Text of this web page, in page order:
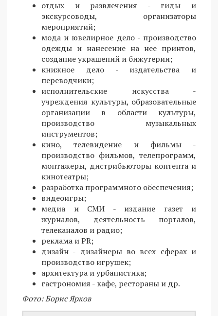
отдых и развлечения - гиды и
экскурсоводы, организаторы
мероприятий;
мода и ювелирное дело - производство
одежды и нанесение на нее принтов,
создание украшений и бижутерии;
книжное дело - издательства и
переводчики;
исполнительские искусства -
учреждения культуры, образовательные
организации в области культуры,
производство музыкальных
инструментов;
кино, телевидение и фильмы -
производство фильмов, телепрограмм,
монтажеры, дистрибьюторы контента и
кинотеатры;
разработка программного обеспечения;
видеоигры;
медиа и СМИ - издание газет и
журналов, деятельность порталов,
телеканалов и радио;
реклама и PR;
дизайн - дизайнеры во всех сферах и
производство игрушек;
архитектура и урбанистика;
гастрономия - кафе, рестораны и др.
Фото: Борис Ярков